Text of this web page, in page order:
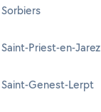
Priest-en-Jarez
Saint-Genest-Lerpt